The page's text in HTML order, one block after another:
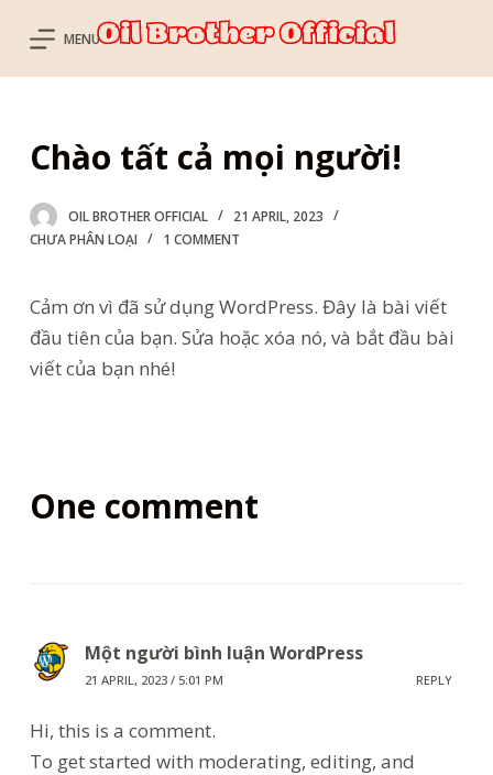
k
c
o
e
n
MENU
Chào tất cả mọi người!
OIL BROTHER OFFICIAL
21 APRIL, 2023
CHƯA PHÂN LOẠI
1 COMMENT
Cảm ơn vì đã sử dụng WordPress. Đây là bài viết
đầu tiên của bạn. Sửa hoặc xóa nó, và bắt đầu bài
viết của bạn nhé!
One comment
Một người bình luận WordPress
21 APRIL, 2023 / 5:01 PM REPLY
Hi, this is a comment.
To get started with moderating, editing, and